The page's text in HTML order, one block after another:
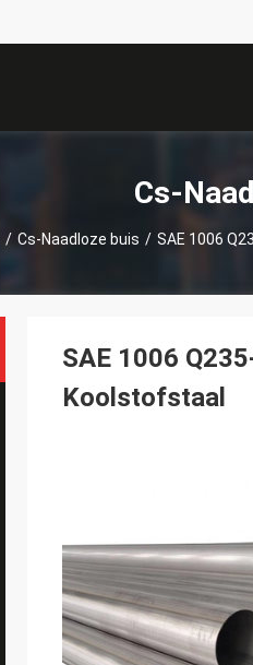
Cs-
/ Cs-Naadloze buis / SAE 1006
SAE 1006
Koolstofstaal